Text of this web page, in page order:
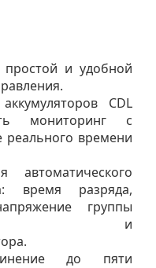
и удобной
CDL
мониторинг с
времени
время разряда,
группы
и
до пяти